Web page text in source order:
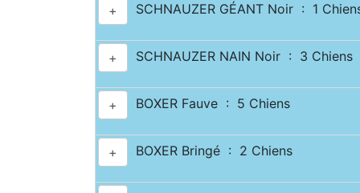
+ SCHNAUZER GÉANT Noir : 1
+ SCHNAUZER NAIN Noir : 3 Chiens
+ BOXER Fauve : 5 Chiens
+ BOXER Bringé : 2 Chiens